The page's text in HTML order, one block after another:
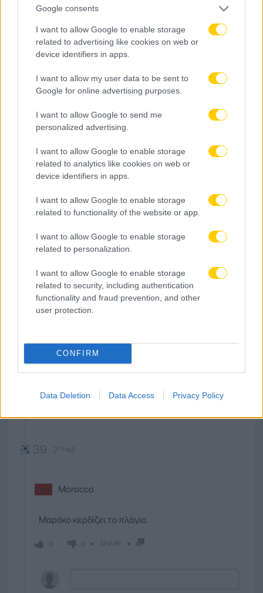
Google consents
I want to allow Google to enable storage
related to advertising like cookies on web or
device identifiers in apps.
I want to allow my user data to be sent to
Google for online advertising purposes.
I want to allow Google to send me
personalized advertising.
I want to allow Google to enable storage
related to analytics like cookies on web or
device identifiers in apps.
I want to allow Google to enable storage
related to functionality of the website or app.
I want to allow Google to enable storage
related to personalization.
I want to allow Google to enable storage
related to security, including authentication
functionality and fraud prevention, and other
user protection.
CONFIRM
Data Deletion Data Access Privacy Policy
40 2º Half
Morocco
Πλάγιο υπέρ της ομάδας: ''Μαρόκο''.
0 0 SHARE
40 2º Half
Haiti
''Στάδιο Ατλάντα''.
0 0 SHARE
39 2º Half
Morocco
Μαρόκο κερδίζει το πλάγιο.
SHARE